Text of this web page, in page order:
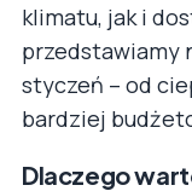
klimatu, jak i
przedstawiamy
styczeń – od
bardziej
Dlaczego